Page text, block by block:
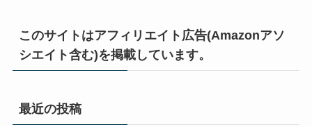
このサイトはアフィリエイト広告(Amazonアソ
シエイト含む)を掲載しています。
最近の投稿